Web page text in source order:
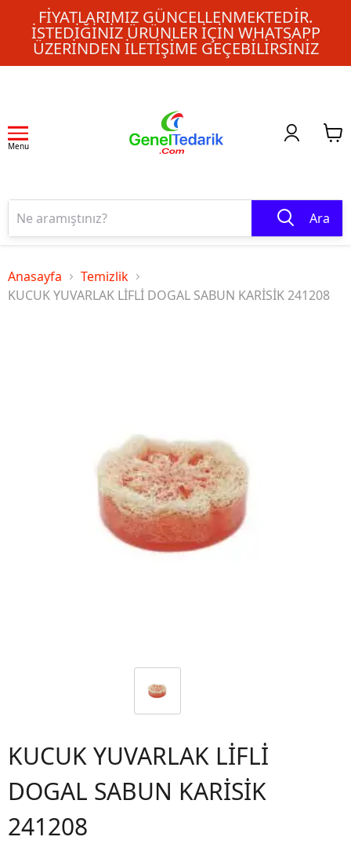
FIYATLARIMIZ GÜNCELLENMEKTEDIR.
İSTEDIĞINIZ ÜRÜNLER IÇIN WHATSAPP
ÜZERINDEN ILETIŞIME GEÇEBILIRSINIZ
Menu
Ara
Anasayfa
Temizlik
KUCUK YUVARLAK LİFLİ DOGAL SABUN KARİSİK 241208
KUCUK YUVARLAK LİFLİ
DOGAL SABUN KARİSİK
241208